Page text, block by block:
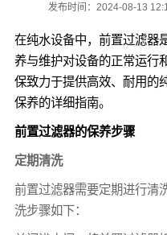
发布时间：2024-08-13
在纯水设备中，前置过滤器
养与维护对设备的正常运行
保致力于提供高效、耐用的
保养的详细指南。
前置过滤器的保养步骤
定期清洗
前置过滤器需要定期进行清
洗步骤如下：